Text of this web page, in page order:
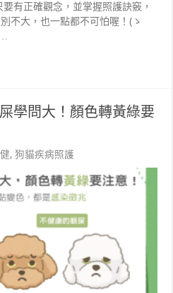
有正確觀念，並掌握照護訣竅，
不大，也一點都不可怕喔！(ゝ
學問大！顏色轉黃綠要
,狗貓疾病照護